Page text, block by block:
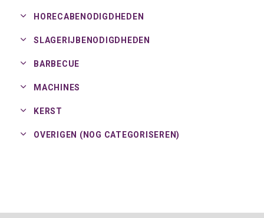
HORECABENODIGDHEDEN
SLAGERIJBENODIGDHEDEN
BARBECUE
MACHINES
KERST
OVERIGEN (NOG CATEGORISEREN)